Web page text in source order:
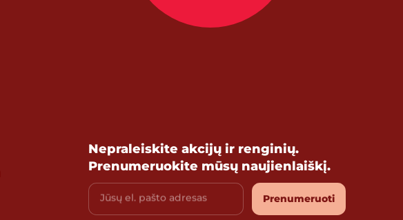
Nepraleiskite akcijų ir renginių.
Prenumeruokite mūsų naujienlaiškį.
Jūsų el. pašto adresas Prenumeruoti